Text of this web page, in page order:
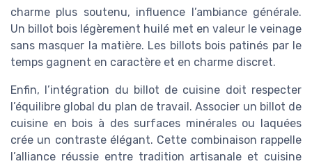
charme plus soutenu, influence l’ambiance générale.
Un billot bois légèrement huilé met en valeur le veinage
sans masquer la matière. Les billots bois patinés par le
temps gagnent en caractère et en charme discret.
Enfin, l’intégration du billot de cuisine doit respecter
l’équilibre global du plan de travail. Associer un billot de
cuisine en bois à des surfaces minérales ou laquées
crée un contraste élégant. Cette combinaison rappelle
l’alliance réussie entre tradition artisanale et cuisine